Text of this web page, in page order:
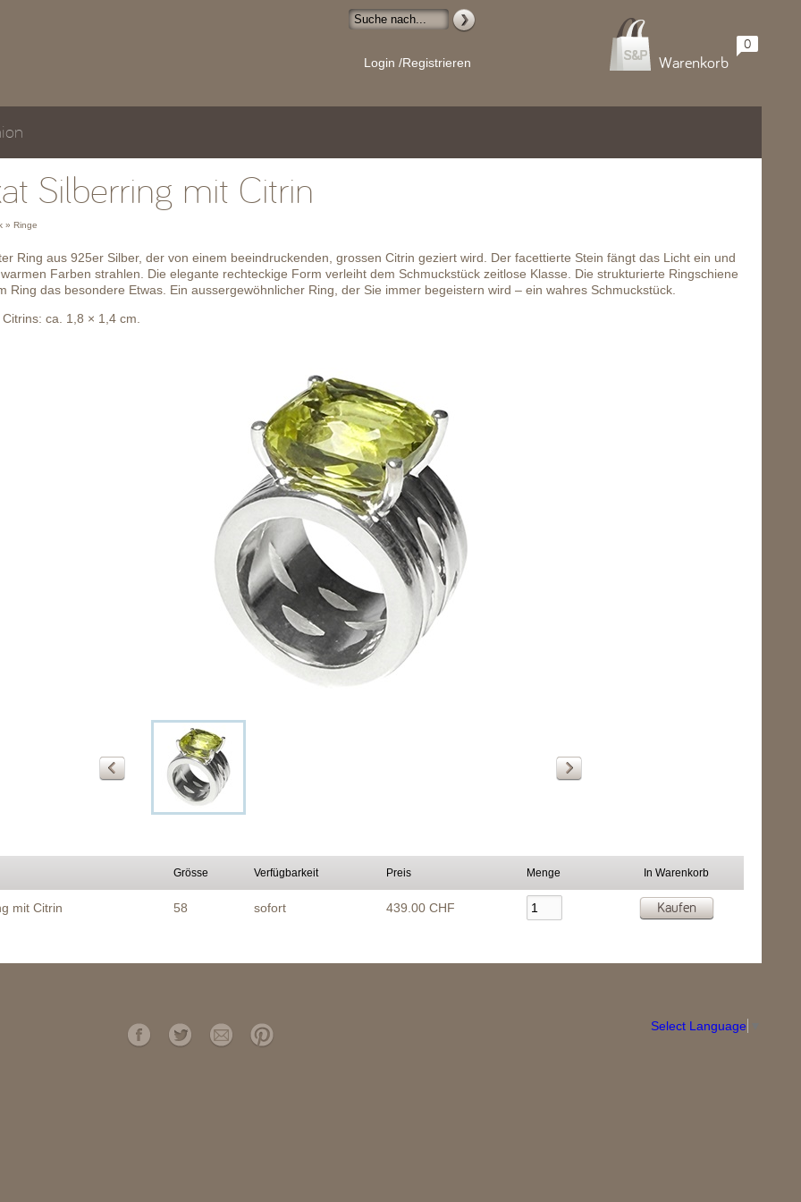
Login /Registrieren Warenkorb
0
Silberring mit Citrin
» Ringe
Ring aus 925er Silber, der von einem beeindruckenden, grossen Citrin geziert wird. Der facettierte Stein fängt das Licht ein und
Farben strahlen. Die elegante rechteckige Form verleiht dem Schmuckstück zeitlose Klasse. Die strukturierte Ringschiene
Ring das besondere Etwas. Ein aussergewöhnlicher Ring, der Sie immer begeistern wird – ein wahres Schmuckstück.
ca. 1,8 × 1,4 cm.
Grösse Verfügbarkeit Preis Menge In Warenkorb
mit Citrin 58 sofort 439.00 CHF Kaufen
Select Language